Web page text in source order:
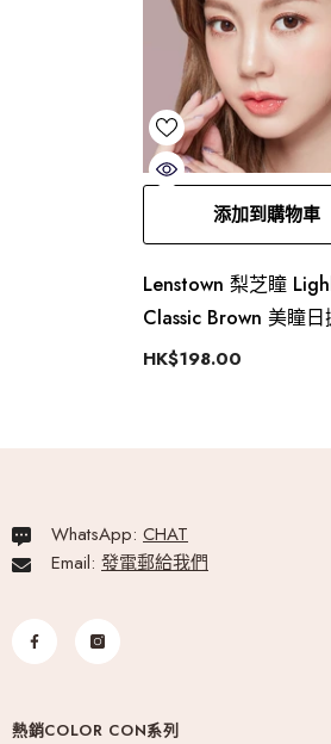
添加到購物車
Lenstown 梨芝瞳
Classic Brown 美瞳
片）
HK$198.00
WhatsApp: CHAT
Email: 發電郵給我們
熱銷COLOR CON系列